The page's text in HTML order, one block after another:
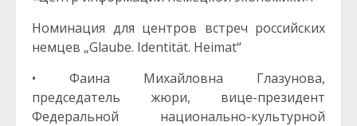
Номинация для центров встреч российских
немцев „Glaube. Identität. Heimat“
• Фаина Михайловна Глазунова,
председатель жюри, вице-президент
Федеральной национально-культурной